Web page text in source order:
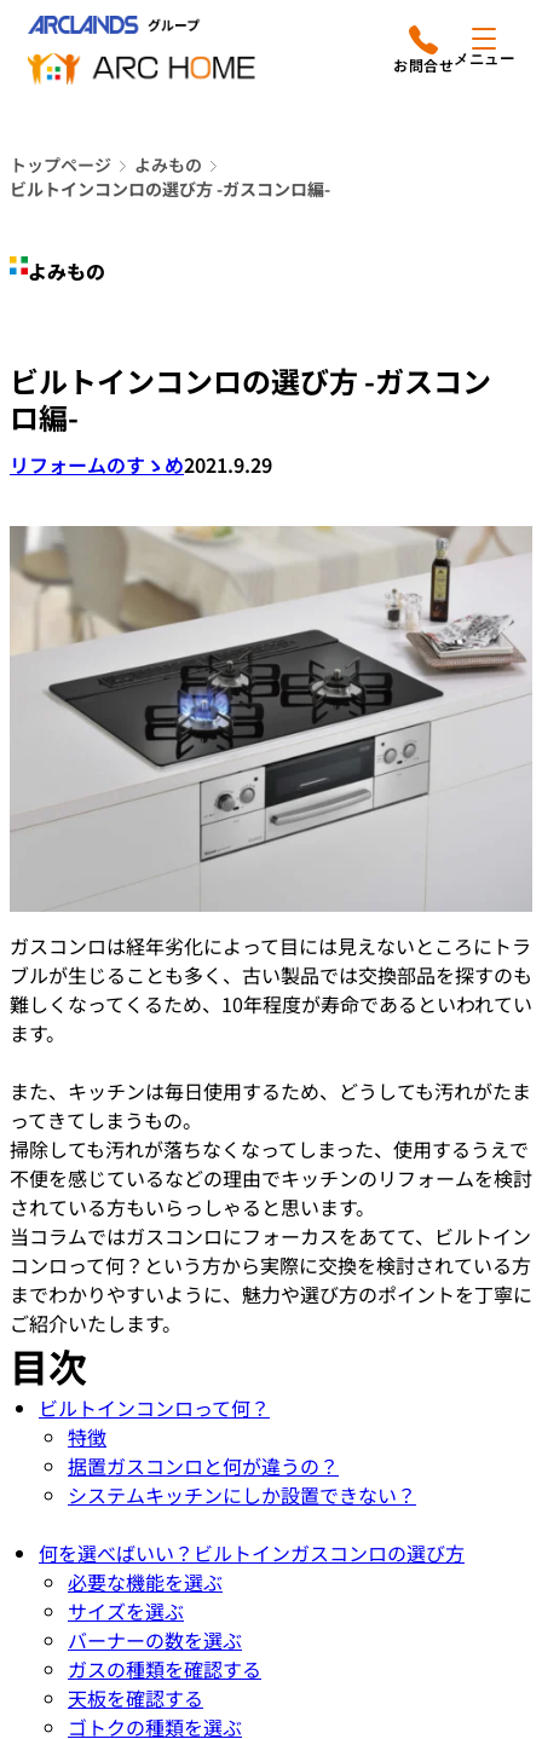
ッ
プ
アークホームについて
施工事例
店舗案内
会社情報
オーナー向け会員サービス
よくあるご質問
採用情報はこちら
メニュー
営業時間は
平日9時から18時までと
電話をかける
トップページ
よみもの
ビルトインコンロの選び方 -ガスコンロ編-
よみもの
ビルトインコンロの選び方 -ガスコン
ロ編-
リフォームのすゝめ2021.9.29
ガスコンロは経年劣化によって目には見えないところにトラ
ブルが生じることも多く、古い製品では交換部品を探すのも
難しくなってくるため、10年程度が寿命であるといわれてい
ます。
また、キッチンは毎日使用するため、どうしても汚れがたま
ってきてしまうもの。
掃除しても汚れが落ちなくなってしまった、使用するうえで
不便を感じているなどの理由でキッチンのリフォームを検討
されている方もいらっしゃると思います。
当コラムではガスコンロにフォーカスをあてて、ビルトイン
コンロって何？という方から実際に交換を検討されている方
までわかりやすいように、魅力や選び方のポイントを丁寧に
ご紹介いたします。
目次
ビルトインコンロって何？
特徴
据置ガスコンロと何が違うの？
システムキッチンにしか設置できない？
何を選べばいい？ビルトインガスコンロの選び方
必要な機能を選ぶ
サイズを選ぶ
バーナーの数を選ぶ
ガスの種類を確認する
天板を確認する
ゴトクの種類を選ぶ